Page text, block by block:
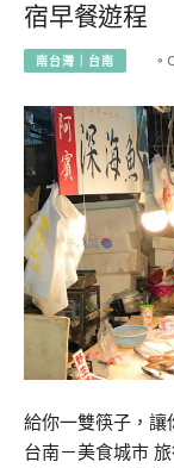
宿早餐遊程
南台灣｜台南 。
給你一雙筷子，讓
台南－美食城市